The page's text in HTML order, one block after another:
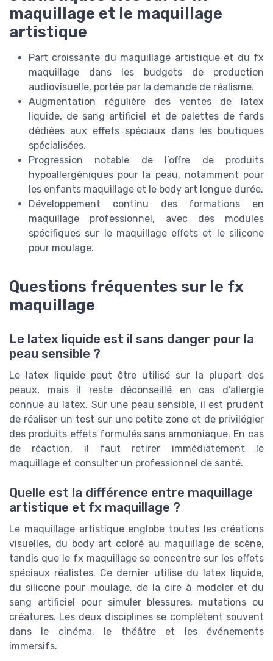
maquillage et le maquillage
artistique
Part croissante du maquillage artistique et du fx
maquillage dans les budgets de production
audiovisuelle, portée par la demande de réalisme.
Augmentation régulière des ventes de latex
liquide, de sang artificiel et de palettes de fards
dédiées aux effets spéciaux dans les boutiques
spécialisées.
Progression notable de l’offre de produits
hypoallergéniques pour la peau, notamment pour
les enfants maquillage et le body art longue durée.
Développement continu des formations en
maquillage professionnel, avec des modules
spécifiques sur le maquillage effets et le silicone
pour moulage.
Questions fréquentes sur le fx
maquillage
Le latex liquide est il sans danger pour la
peau sensible ?
Le latex liquide peut être utilisé sur la plupart des
peaux, mais il reste déconseillé en cas d’allergie
connue au latex. Sur une peau sensible, il est prudent
de réaliser un test sur une petite zone et de privilégier
des produits effets formulés sans ammoniaque. En cas
de réaction, il faut retirer immédiatement le
maquillage et consulter un professionnel de santé.
Quelle est la différence entre maquillage
artistique et fx maquillage ?
Le maquillage artistique englobe toutes les créations
visuelles, du body art coloré au maquillage de scène,
tandis que le fx maquillage se concentre sur les effets
spéciaux réalistes. Ce dernier utilise du latex liquide,
du silicone pour moulage, de la cire à modeler et du
sang artificiel pour simuler blessures, mutations ou
créatures. Les deux disciplines se complètent souvent
dans le cinéma, le théâtre et les événements
immersifs.